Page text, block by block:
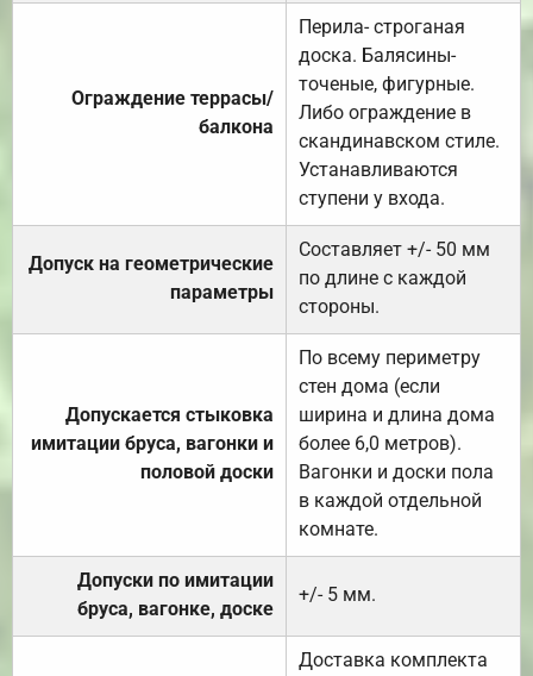
Ограждение террасы/
балкона
Перила- строганая
доска. Балясины-
точеные, фигурные.
Либо ограждение в
скандинавском стиле.
Устанавливаются
ступени у входа.
Допуск на геометрические
параметры
Составляет +/- 50 мм
по длине с каждой
стороны.
Допускается стыковка
имитации бруса, вагонки и
половой доски
По всему периметру
стен дома (если
ширина и длина дома
более 6,0 метров).
Вагонки и доски пола
в каждой отдельной
комнате.
Допуски по имитации
бруса, вагонке, доске
+/- 5 мм.
Доставка комплекта